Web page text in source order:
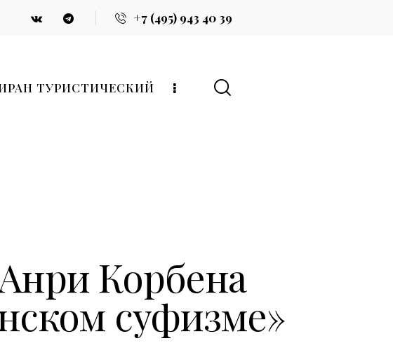
+7 (495) 943 40 39
ТУРИСТИЧЕСКИЙ
Корбена
суфизме»